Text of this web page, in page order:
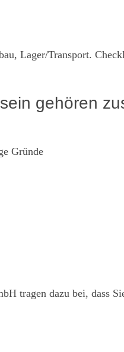
Lager/Transport.
gehören
Gründe
tragen dazu bei, dass